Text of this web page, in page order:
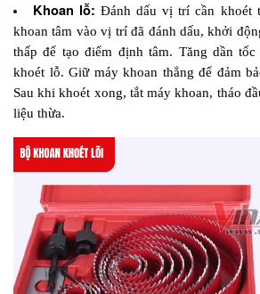
Khoan lỗ: Đánh dấu vị trí cần khoét
khoan tâm vào vị trí đã đánh dấu, khởi
thấp để tạo điểm định tâm. Tăng dần
khoét lỗ. Giữ máy khoan thẳng để đảm
Sau khi khoét xong, tắt máy khoan, tháo
liệu thừa.